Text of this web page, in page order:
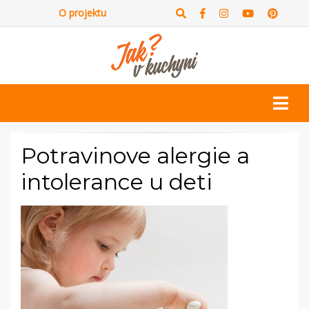
O projektu
Potravinove alergie a
intolerance u deti